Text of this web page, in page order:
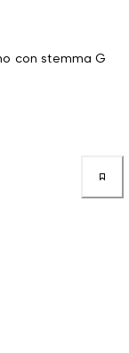
con stemma G